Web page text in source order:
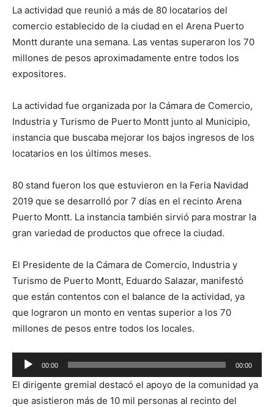
La actividad que reunió a más de 80 locatarios del
comercio establecido de la ciudad en el Arena Puerto
Montt durante una semana. Las ventas superaron los 70
millones de pesos aproximadamente entre todos los
expositores.
La actividad fue organizada por la Cámara de Comercio,
Industria y Turismo de Puerto Montt junto al Municipio,
instancia que buscaba mejorar los bajos ingresos de los
locatarios en los últimos meses.
80 stand fueron los que estuvieron en la Feria Navidad
2019 que se desarrolló por 7 días en el recinto Arena
Puerto Montt. La instancia también sirvió para mostrar la
gran variedad de productos que ofrece la ciudad.
El Presidente de la Cámara de Comercio, Industria y
Turismo de Puerto Montt, Eduardo Salazar, manifestó
que están contentos con el balance de la actividad, ya
que lograron un monto en ventas superior a los 70
millones de pesos entre todos los locales.
Reproductor
de
audio
00:00 00:00
El dirigente gremial destacó el apoyo de la comunidad ya
que asistieron más de 10 mil personas al recinto del